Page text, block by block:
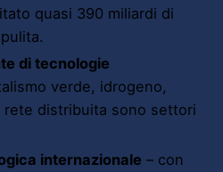
quasi 390 miliardi di
di tecnologie
verde, idrogeno,
rete distribuita sono settori
internazionale – con